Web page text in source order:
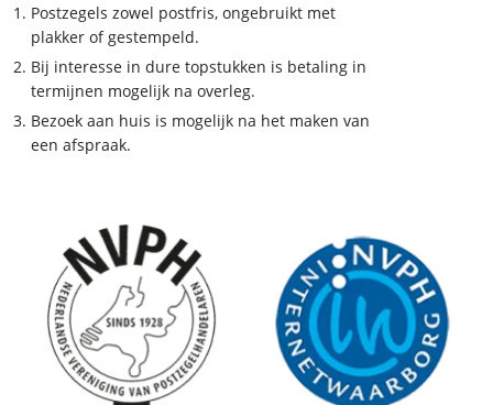
Postzegels zowel postfris, ongebruikt met
plakker of gestempeld.
Bij interesse in dure topstukken is betaling in
termijnen mogelijk na overleg.
Bezoek aan huis is mogelijk na het maken van
een afspraak.